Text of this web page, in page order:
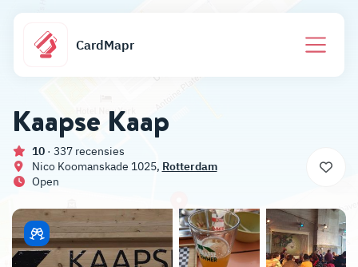
CardMapr
Kaapse Kaap
10 · 337 recensies
Nico Koomanskade 1025, Rotterdam
Open